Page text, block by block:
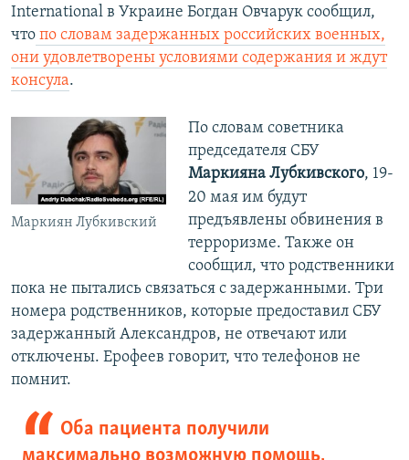
International в Украине Богдан Овчарук сообщил,
что по словам задержанных российских военных,
они удовлетворены условиями содержания и ждут
консула.
Маркиян Лубкивский
По словам советника
председателя СБУ
Маркияна Лубкивского, 19-
20 мая им будут
предъявлены обвинения в
терроризме. Также он
сообщил, что родственники
пока не пытались связаться с задержанными. Три
номера родственников, которые предоставил СБУ
задержанный Александров, не отвечают или
отключены. Ерофеев говорит, что телефонов не
помнит.
Оба пациента получили